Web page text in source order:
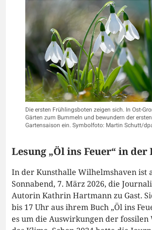
Die ersten Frühlingsboten zeigen sich. In Ost-
Gärten zum Bummeln und bewundern der
Gartensaison ein. Symbolfoto: Martin Schutt/
Lesung „Öl ins Feuer“ in
In der Kunsthalle Wilhelmshaven ist
Sonnabend, 7. März 2026, die
Autorin Kathrin Hartmann zu Gast.
bis 17 Uhr aus ihrem Buch „Öl ins
es um die Auswirkungen der